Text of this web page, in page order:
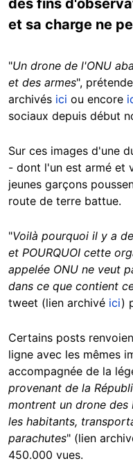
des fins
et sa charge ne
"Un drone de l'ONU
et des armes",
archivés ici ou encore
sociaux depuis début
Sur ces images d'une
- dont l'un est armé et
jeunes garçons
route de terre battue.
"Voilà pourquoi il y a
et POURQUOI cette
appelée ONU ne veut
dans ce que contient
tweet (lien archivé ici)
Certains posts
ligne avec les mêmes
accompagnée de la
provenant de la
montrent un drone des
les habitants,
parachutes" (lien
450.000 vues.